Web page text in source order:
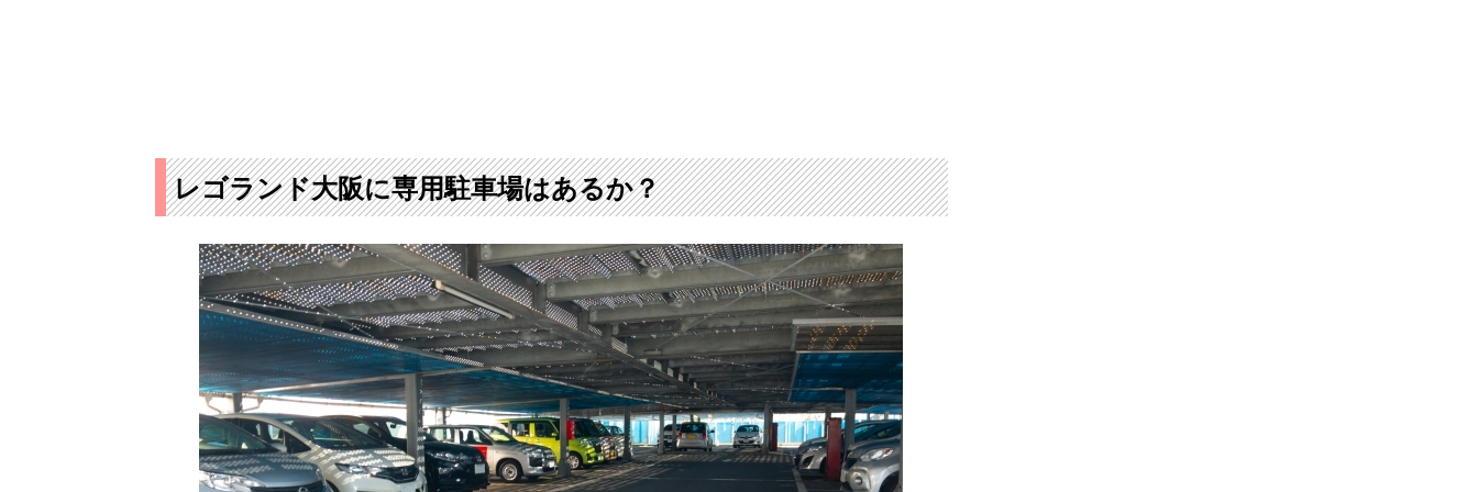
レゴランド大阪に専用駐車場はあるか？